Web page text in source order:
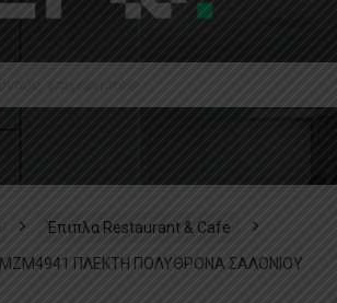
Έπιπλα Restaurant & Cafe
MZM4941 ΠΛΕΚΤΗ ΠΟΛΥΘΡΟΝΑ ΣΑΛΟΝΙΟΥ